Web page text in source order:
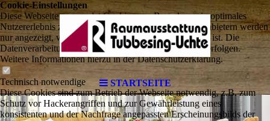
STARTSEITE
Cookie-Einstellungen
Diese Webseite verwendet Cookies, um Besuchern ein optimales
Nutzererlebnis zu bieten. Bestimmte Inhalte von Drittanbietern werden
nur angezeigt, wenn die entsprechende Option aktiviert ist. Die
Datenverarbeitung kann dann auch in einem Drittland erfolgen.
Weitere Informationen hierzu in der Datenschutzerklärung.
Technisch notwendige
Diese Cookies sind zum Betrieb der Webseite notwendig, z.B. zum
Schutz vor Hackerangriffen und zur Gewährleistung eines
konsistenten und der Nachfrage angepassten Erscheinungsbilds der